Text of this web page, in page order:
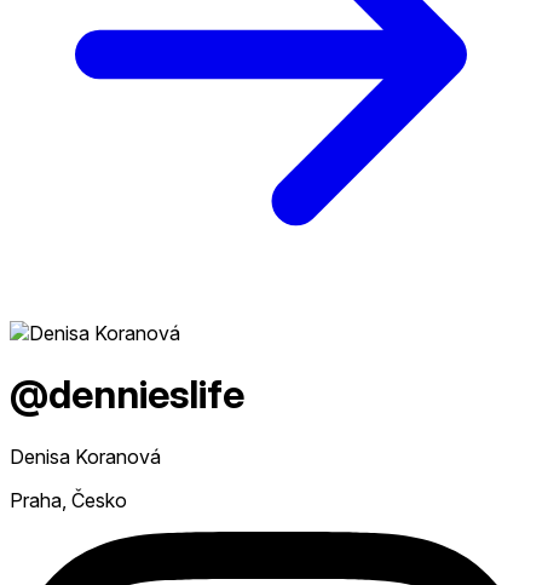
@dennieslife
Denisa Koranová
Praha, Česko